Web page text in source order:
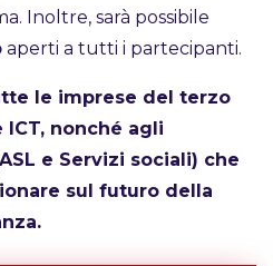
Inoltre, sarà possibile
aperti a tutti i partecipanti.
le imprese del terzo
nonché agli
e Servizi sociali) che
sul futuro della